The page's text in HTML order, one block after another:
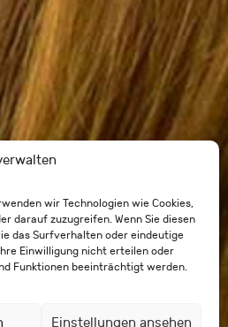
wir Technologien wie Cookies,
darauf zuzugreifen. Wenn Sie diesen
das Surfverhalten oder eindeutige
Einwilligung nicht erteilen oder
Funktionen beeinträchtigt werden.
Einstellungen ansehen